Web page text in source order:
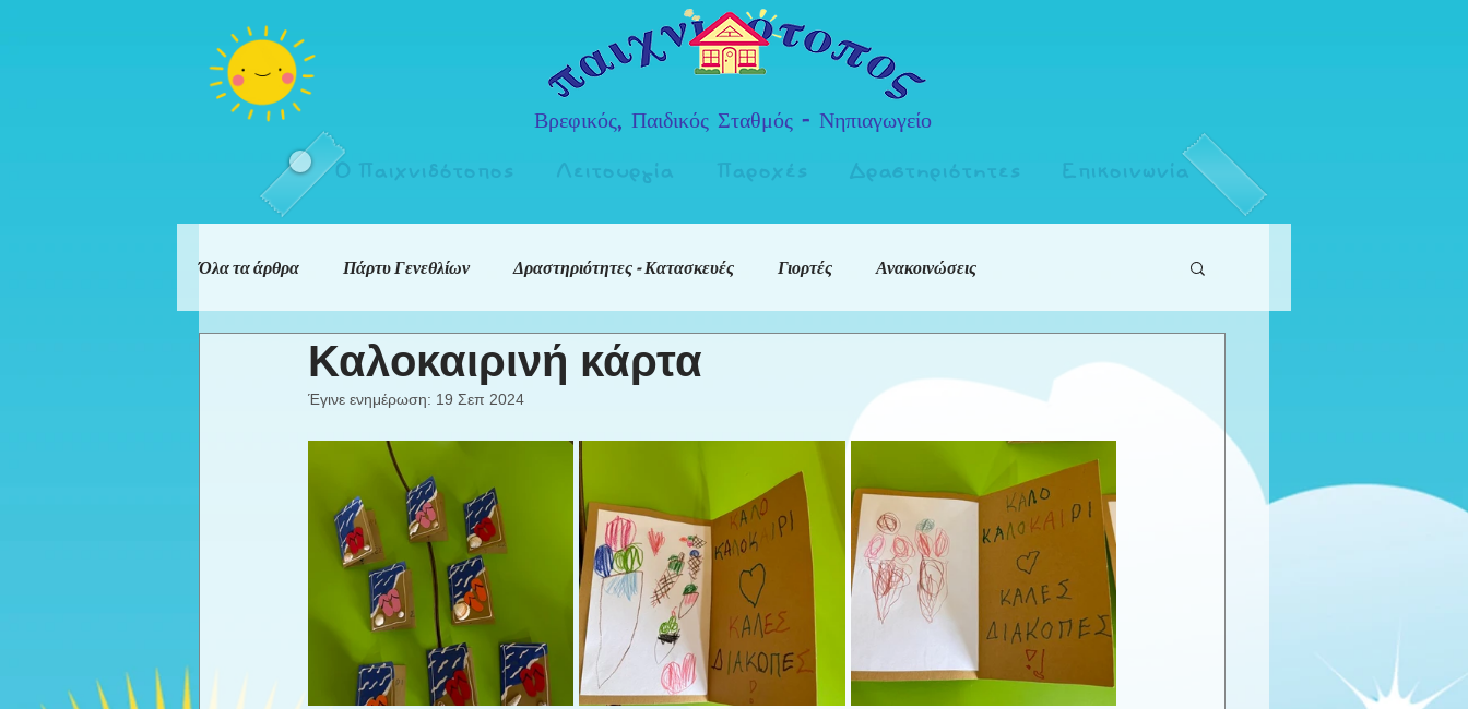
Βρεφικός, Παιδικός Σταθμός - Νηπιαγωγείο
Ο Παιχνιδότοπος Λειτουργία Παροχές Δραστηριότητες Επικοινωνία
Όλα τα άρθρα Πάρτυ Γενεθλίων Δραστηριότητες - Κατασκευές Γιορτές Ανακοινώσεις
Καλοκαιρινή κάρτα
Έγινε ενημέρωση: 19 Σεπ 2024